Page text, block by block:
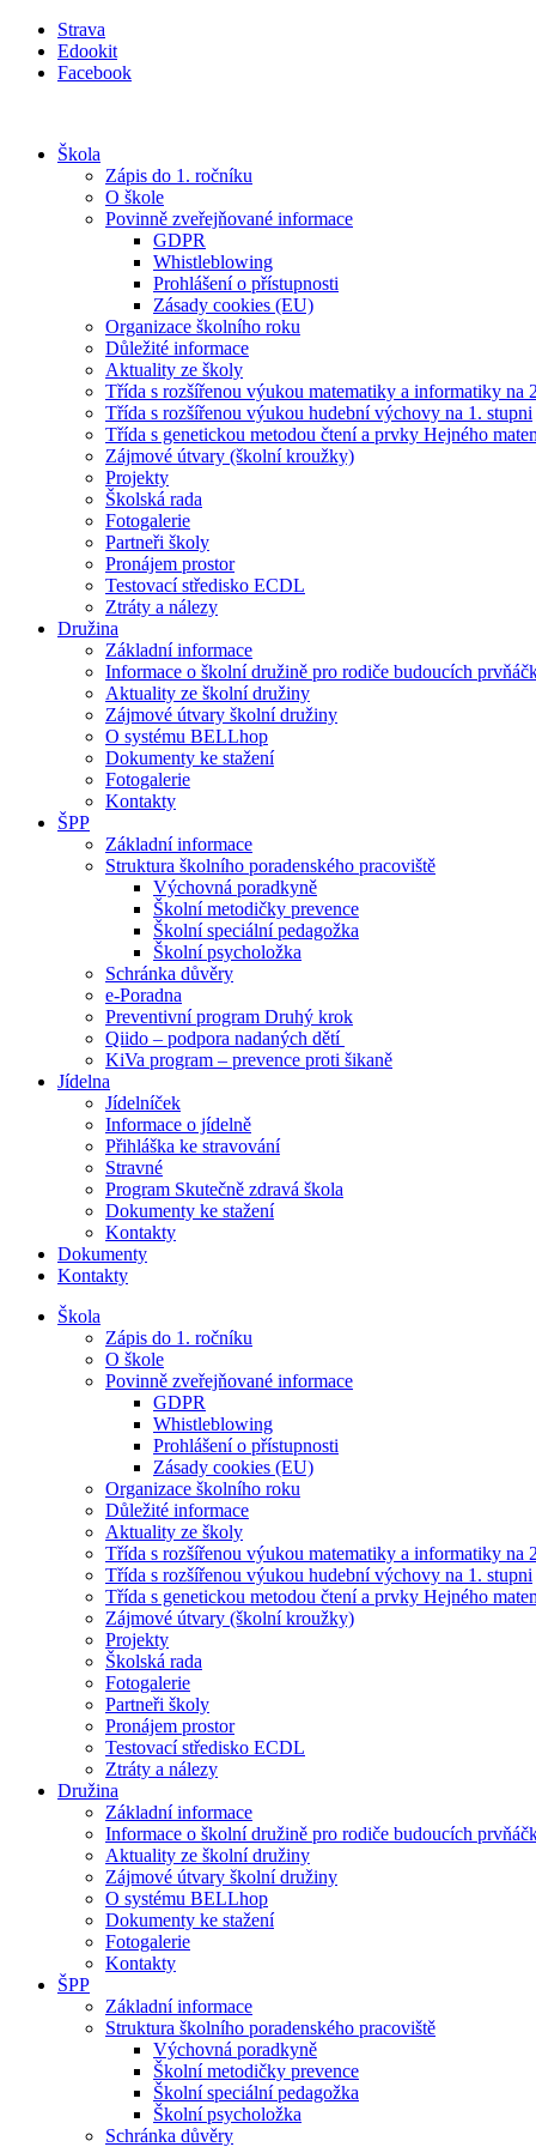
Přejít
obsahu
Strava
Edookit
Facebook
Škola
Zápis do 1. ročníku
O škole
Povinně zveřejňované informace
GDPR
Whistleblowing
Prohlášení o přístupnosti
Zásady cookies (EU)
Organizace školního roku
Důležité informace
Aktuality ze školy
Třída s rozšířenou výukou matematiky a informatiky na
Třída s rozšířenou výukou hudební výchovy na 1. stupni
Třída s genetickou metodou čtení a prvky Hejného
Zájmové útvary (školní kroužky)
Projekty
Školská rada
Fotogalerie
Partneři školy
Pronájem prostor
Testovací středisko ECDL
Ztráty a nálezy
Družina
Základní informace
Informace o školní družině pro rodiče budoucích
Aktuality ze školní družiny
Zájmové útvary školní družiny
O systému BELLhop
Dokumenty ke stažení
Fotogalerie
Kontakty
ŠPP
Základní informace
Struktura školního poradenského pracoviště
Výchovná poradkyně
Školní metodičky prevence
Školní speciální pedagožka
Školní psycholožka
Schránka důvěry
e-Poradna
Preventivní program Druhý krok
Qiido – podpora nadaných dětí
KiVa program – prevence proti šikaně
Jídelna
Jídelníček
Informace o jídelně
Přihláška ke stravování
Stravné
Program Skutečně zdravá škola
Dokumenty ke stažení
Kontakty
Dokumenty
Kontakty
Škola
Zápis do 1. ročníku
O škole
Povinně zveřejňované informace
GDPR
Whistleblowing
Prohlášení o přístupnosti
Zásady cookies (EU)
Organizace školního roku
Důležité informace
Aktuality ze školy
Třída s rozšířenou výukou matematiky a informatiky na
Třída s rozšířenou výukou hudební výchovy na 1. stupni
Třída s genetickou metodou čtení a prvky Hejného
Zájmové útvary (školní kroužky)
Projekty
Školská rada
Fotogalerie
Partneři školy
Pronájem prostor
Testovací středisko ECDL
Ztráty a nálezy
Družina
Základní informace
Informace o školní družině pro rodiče budoucích
Aktuality ze školní družiny
Zájmové útvary školní družiny
O systému BELLhop
Dokumenty ke stažení
Fotogalerie
Kontakty
ŠPP
Základní informace
Struktura školního poradenského pracoviště
Výchovná poradkyně
Školní metodičky prevence
Školní speciální pedagožka
Školní psycholožka
Schránka důvěry